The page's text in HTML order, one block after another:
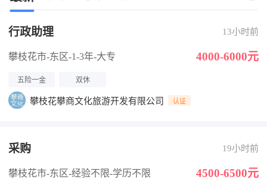
行政助理 13小时前
攀枝花市-东区-1-3年-大专 4000-6000元
五险一金 双休
攀枝花攀商文化旅游开发有限公司 认证
采购 19小时前
攀枝花市-东区-经验不限-学历不限 4500-6500元